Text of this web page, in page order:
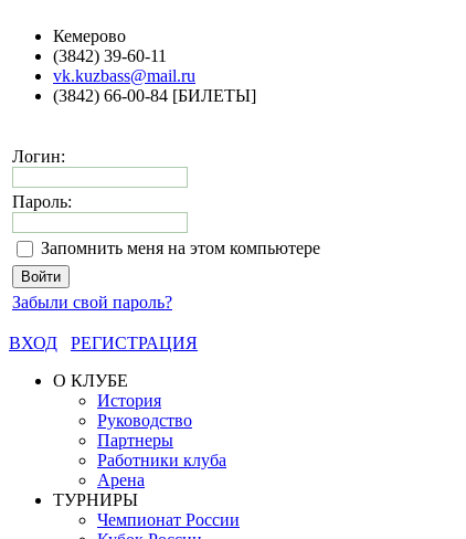
Кемерово
(3842) 39-60-11
vk.kuzbass@mail.ru
(3842) 66-00-84 [БИЛЕТЫ]
Логин:
Пароль:
Запомнить меня на этом компьютере
Забыли свой пароль?
ВХОД
РЕГИСТРАЦИЯ
О КЛУБЕ
История
Руководство
Партнеры
Работники клуба
Арена
ТУРНИРЫ
Чемпионат России